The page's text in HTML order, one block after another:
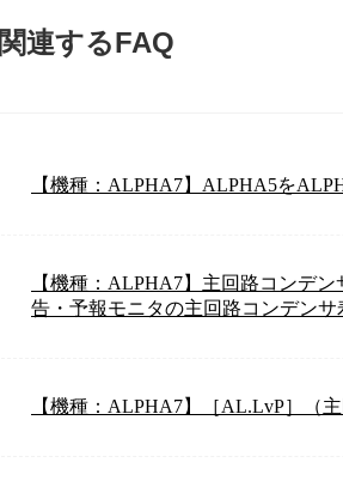
関連するFAQ
【機種：ALPHA7】ALPHA5を
【機種：ALPHA7】主回路コンデ
告・予報モニタの主回路コンデン
【機種：ALPHA7】［AL.LvP］（